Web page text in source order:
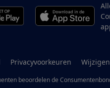
Privacyvoorkeuren
beoordelen de